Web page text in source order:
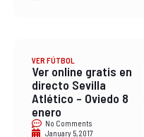
VER FÚTBOL
Ver online gratis en
directo Sevilla
Atlético – Oviedo 8
enero
No Comments
January 5, 2017